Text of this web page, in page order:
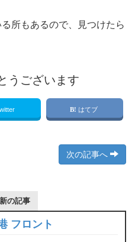
所もあるので、見つけたら
うございます
はてブ
次の記事へ
の記事
フロント